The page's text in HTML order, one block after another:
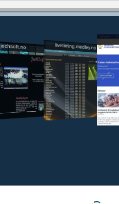
jechsoft.no livetiming.medley.no